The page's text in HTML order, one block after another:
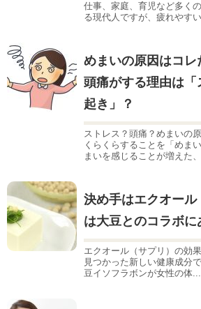
仕事、家庭、育児など多く
る現代人ですが、疲れやす
めまいの原因はコ
頭痛がする理由は
起き」？
ストレス？頭痛？めまいの
くらくらすることを「めま
まいを感じることが増えた
決め手はエクオー
は大豆とのコラボに
エクオール（サプリ）の効
見つかった新しい健康成分
豆イソフラボンが女性の体...